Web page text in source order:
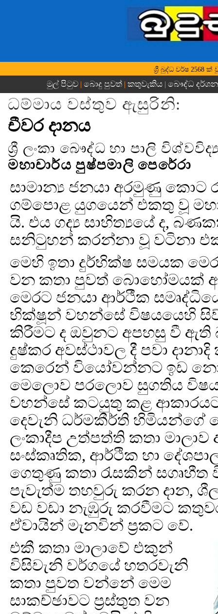
ශ්‍රී බුද්ධ වර්ෂ 2568
මුල් පිටුව | බොදු පුවත්| කතුවැකිය| බෞද්ධ
ධම්මාය වස්තුව ඇසුරිනි:
චීවර දානය
ශ්‍රී ලංකා බෞද්ධ හා පාලි
මහාචාර්ය පුෂ්පමාලි පෙරේරා
සාමාන්‍ය ජනයා අරමුණු
ගම්පොළ යුගයෙන් එකතු වූ මහා
යි. එය ගද්‍ය සාහිත්‍යයේ ද,
සනිටුහන් කරන්නා වූ වටිනා
මෙහි ඉතා දුර්භික්ෂ සමයක
වන කතා පුවත් බොහෝමයක්
මෙරට ජනයා ආර්ථීක
භික්ෂූන් වහන්සේ විෂයයෙහි
කිරීමට ද ඔවුනට අපහසු වී ඇති
දුෂ්කර අවස්ථාවල දී පවා
කෙරෙන් වියෝවන්නට ඉඩ
මෙලොව පරලොව සුගතිය
වහන්සේ කටයුතු කළ
දෙවැනි ධර්මකීර්ති හිමියන්ගේ
ලංකාදීප උත්පත්ති කතා මාලාව
සංස්කෘතික, ආර්ථික හා
ගෙතුණු කතා රැසකින් සගෘහීත
පැවැත්ම තහවුරු කරන දාන,
වඩ වඩා නැඹුරු කරවීමට
ඒවායින් මැනවින් ප්‍රකට වේ.
එකී කතා මාලාවේ එකුන්
විසිවැනි වර්ගයේ හතරවැනි
කතා පුවත වන්නේ මෙම
සාකච්ඡාවට ප්‍රස්තුත වන